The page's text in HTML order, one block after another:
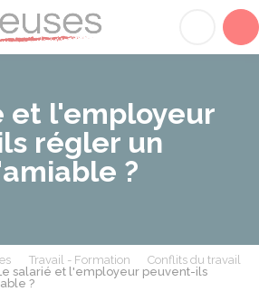
et l'employeur
régler un
?
Travail - Formation
Conflits du travail
salarié et l'employeur peuvent-ils
?